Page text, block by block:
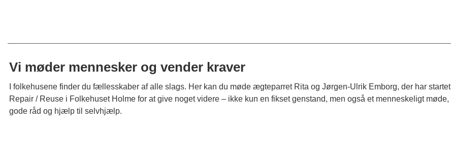
Vi møder mennesker og vender kraver
I folkehusene finder du fællesskaber af alle slags. Her kan du møde ægteparret Rita og Jørgen-Ulrik Emborg, der har startet
Repair / Reuse i Folkehuset Holme for at give noget videre – ikke kun en fikset genstand, men også et menneskeligt møde,
gode råd og hjælp til selvhjælp.